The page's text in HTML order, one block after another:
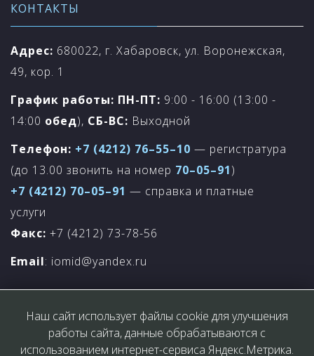
КОНТАКТЫ
Адрес: 680022, г. Хабаровск, ул. Воронежская,
49, кор. 1
График работы: ПН-ПТ: 9:00 - 16:00 (13:00 -
14:00 обед), СБ-ВС: Выходной
Телефон: +7 (4212) 76–55–10 — регистратура
(до 13.00 звонить на номер 70–05–91)
+7 (4212) 70–05–91 — справка и платные
услуги
Факс: +7 (4212) 73-78-56
Email: iomid@yandex.ru
Наш сайт использует файлы cookie для улучшения
работы сайта, данные обрабатываются с
использованием интернет-сервиса Яндекс.Метрика.